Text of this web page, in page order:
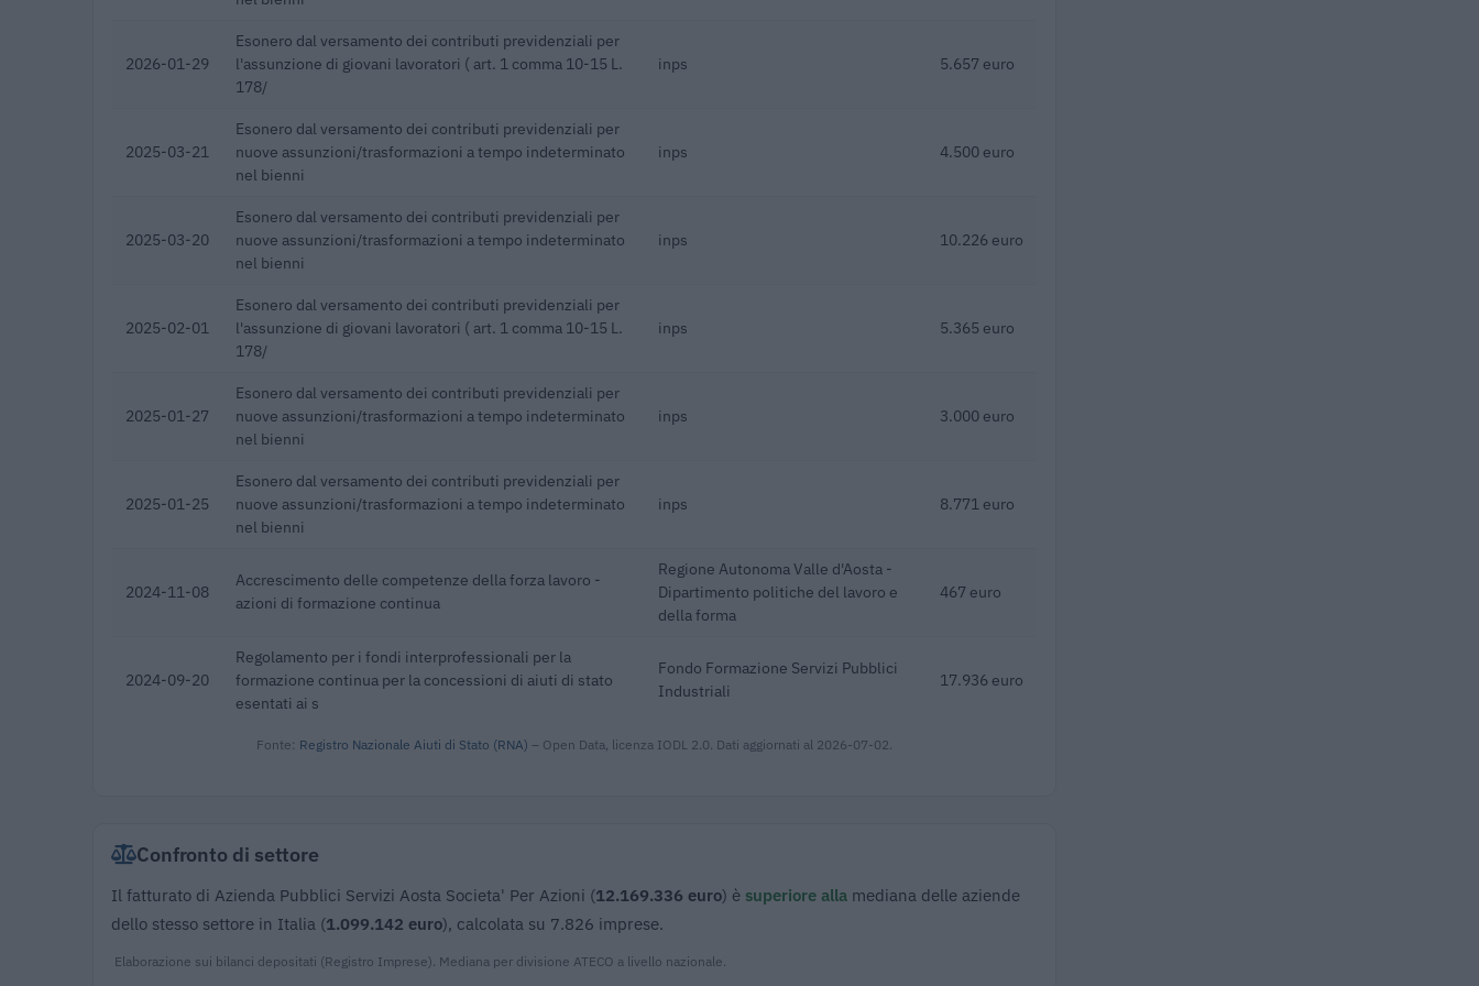
2026-01-29
Esonero dal versamento dei contributi previdenziali per
l'assunzione di giovani lavoratori ( art. 1 comma 10-15 L.
178/
inps 5.657 euro
2025-03-21
Esonero dal versamento dei contributi previdenziali per
nuove assunzioni/trasformazioni a tempo indeterminato
nel bienni
inps 4.500 euro
2025-03-20
Esonero dal versamento dei contributi previdenziali per
nuove assunzioni/trasformazioni a tempo indeterminato
nel bienni
inps 10.226 euro
2025-02-01
Esonero dal versamento dei contributi previdenziali per
l'assunzione di giovani lavoratori ( art. 1 comma 10-15 L.
178/
inps 5.365 euro
2025-01-27
Esonero dal versamento dei contributi previdenziali per
nuove assunzioni/trasformazioni a tempo indeterminato
nel bienni
inps 3.000 euro
2025-01-25
Esonero dal versamento dei contributi previdenziali per
nuove assunzioni/trasformazioni a tempo indeterminato
nel bienni
inps 8.771 euro
2024-11-08
Accrescimento delle competenze della forza lavoro -
azioni di formazione continua
Regione Autonoma Valle d'Aosta -
Dipartimento politiche del lavoro e
della forma
467 euro
2024-09-20
Regolamento per i fondi interprofessionali per la
formazione continua per la concessioni di aiuti di stato
esentati ai s
Fondo Formazione Servizi Pubblici
Industriali
17.936 euro
Fonte: Registro Nazionale Aiuti di Stato (RNA) – Open Data, licenza IODL 2.0. Dati aggiornati al 2026-07-02.
Confronto di settore
Il fatturato di Azienda Pubblici Servizi Aosta Societa' Per Azioni (12.169.336 euro) è superiore alla mediana delle aziende
dello stesso settore in Italia (1.099.142 euro), calcolata su 7.826 imprese.
Elaborazione sui bilanci depositati (Registro Imprese). Mediana per divisione ATECO a livello nazionale.